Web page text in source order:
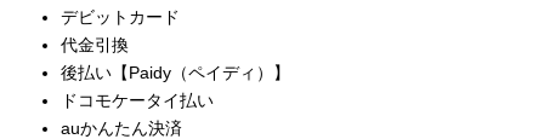
デビットカード
代金引換
後払い【Paidy（ペイディ）】
ドコモケータイ払い
auかんたん決済